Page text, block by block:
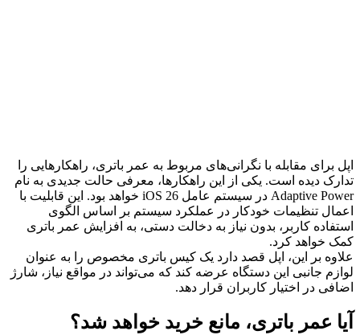
اپل برای مقابله با نگرانی‌های مربوط به عمر باتری، راهکارهایی را
تدارک دیده است. یکی از این راهکارها، معرفی حالت جدیدی به نام
Adaptive Power در سیستم عامل iOS 26 خواهد بود. این قابلیت با
اعمال تنظیمات خودکار در عملکرد سیستم بر اساس الگوی
استفاده کاربر، بدون نیاز به دخالت دستی، به افزایش عمر باتری
کمک خواهد کرد.
علاوه بر این، اپل قصد دارد یک کیس باتری مخصوص را به عنوان
لوازم جانبی این دستگاه عرضه کند که می‌تواند در مواقع نیاز، شارژ
اضافی در اختیار کاربران قرار دهد.
آیا عمر باتری، مانع خرید خواهد شد؟